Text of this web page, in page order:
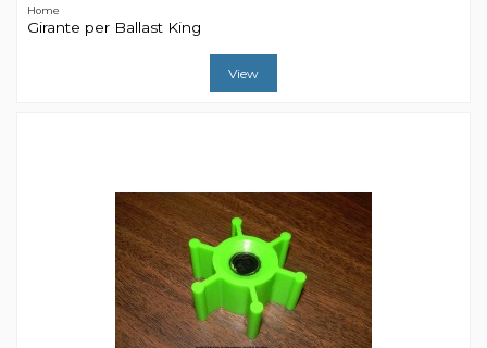
Home
Girante per Ballast King
View